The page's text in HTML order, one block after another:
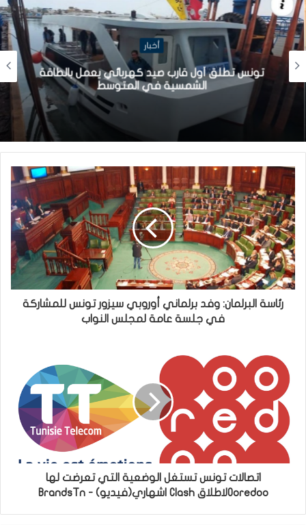
أخبار
تونس تطلق أول قارب صيد كهربائي يعمل بالطاقة
الشمسية في المتوسط
رئاسة البرلمان: وفد برلماني أوروبي سيزور تونس للمشاركة
في جلسة عامة لمجلس النواب
اتصالات تونس تستغل الوضعية التي تعرضت لها
Ooredooلاطلاق Clash اشهاري(فيديو) - BrandsTn